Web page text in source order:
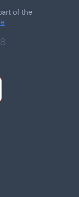
of the